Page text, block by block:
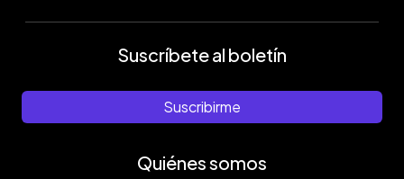
Suscríbete al boletín
Suscribirme
Quiénes somos